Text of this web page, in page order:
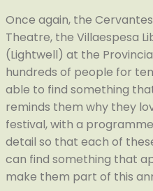
Once again, the
Theatre, the Villaespesa
(Lightwell) at the
hundreds of people for
able to find something
reminds them why they
festival, with a
detail so that each of
can find something that
make them part of this